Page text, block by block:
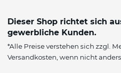
Dieser Shop richtet sich
gewerbliche Kunden.
*Alle Preise verstehen sich zzgl.
Versandkosten , wenn nicht